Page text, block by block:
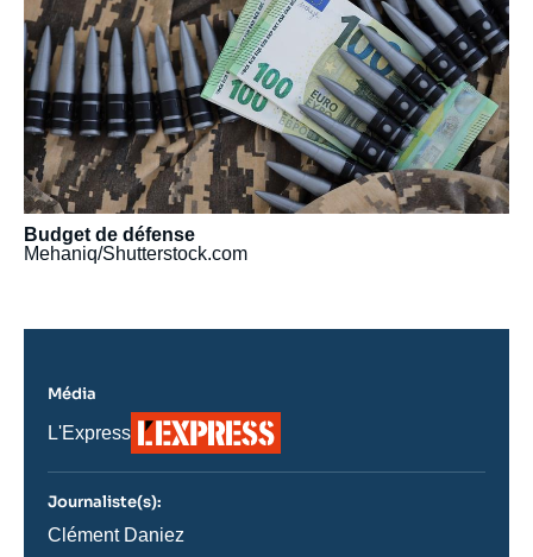
Budget de défense
Mehaniq/Shutterstock.com
Média
Nom
journal,
ou
émission
L'Express
Logo
Journaliste(s):
Journaliste
Clément Daniez